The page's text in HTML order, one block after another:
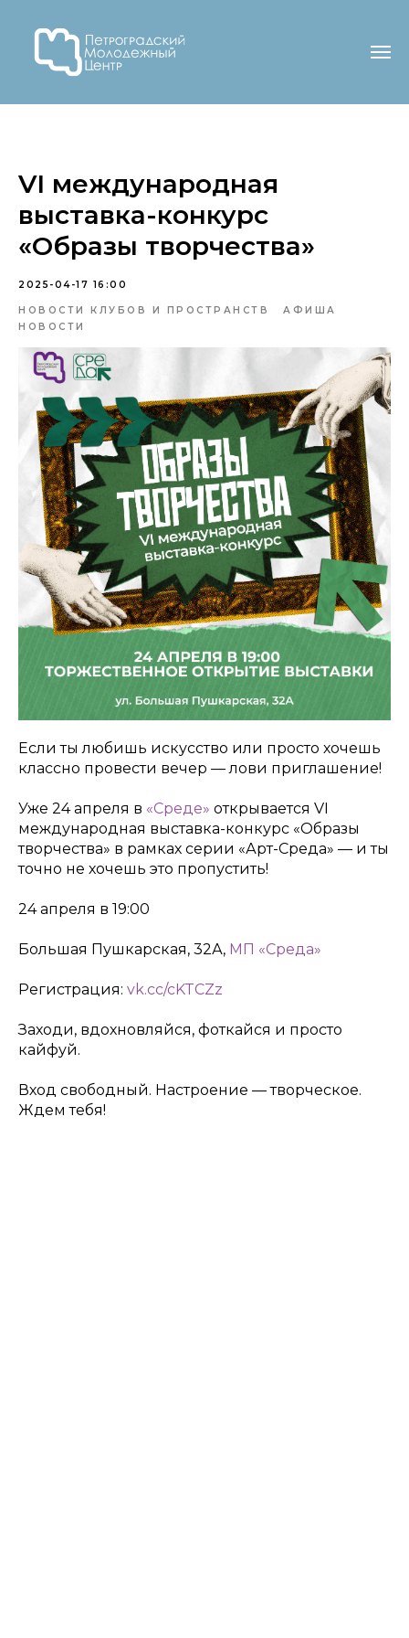
VI международная
выставка-конкурс
«Образы творчества»
2025-04-17 16:00
НОВОСТИ КЛУБОВ И ПРОСТРАНСТВ
АФИША
НОВОСТИ
Если ты любишь искусство или просто хочешь
классно провести вечер — лови приглашение!
Уже 24 апреля в «Среде» открывается VI
международная выставка-конкурс «Образы
творчества» в рамках серии «Арт-Среда» — и ты
точно не хочешь это пропустить!
24 апреля в 19:00
Большая Пушкарская, 32А, МП «Среда»
Регистрация: vk.cc/cKTCZz
Заходи, вдохновляйся, фоткайся и просто
кайфуй.
Вход свободный. Настроение — творческое.
Ждем тебя!